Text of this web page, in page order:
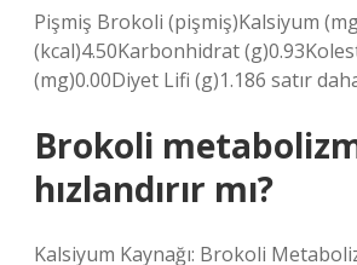
Pişmiş Brokoli (pişmiş)Kalsiyum
(kcal)4.50Karbonhidrat
(mg)0.00Diyet Lifi (g)1.186 satır
Brokoli
hızlandırır mı?
Kalsiyum Kaynağı: Brokoli